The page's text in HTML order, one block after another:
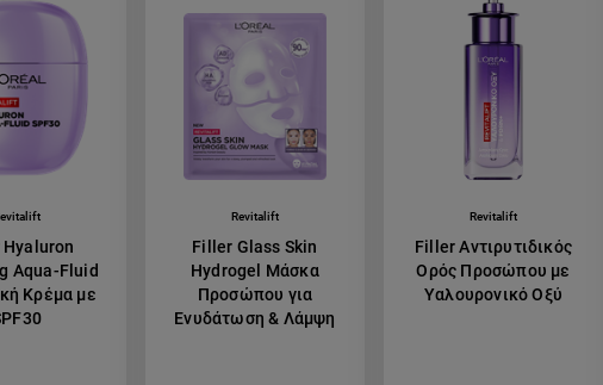
Aqua-Fluid
Κρέμα με
Revitalift
Filler Glass Skin
Hydrogel Μάσκα
Προσώπου για
Ενυδάτωση & Λάμψη
Revitalift
Filler Αντιρυτιδικός
Ορός Προσώπου με
Υαλουρονικό Οξύ